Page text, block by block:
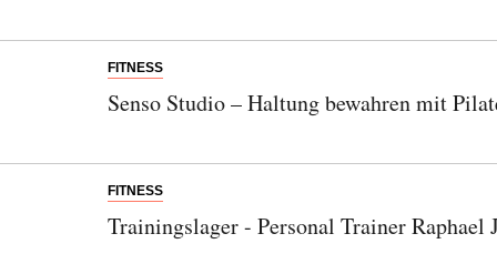
FITNESS
Senso Studio – Haltung bewahren mit
FITNESS
Trainingslager - Personal Trainer Raphael